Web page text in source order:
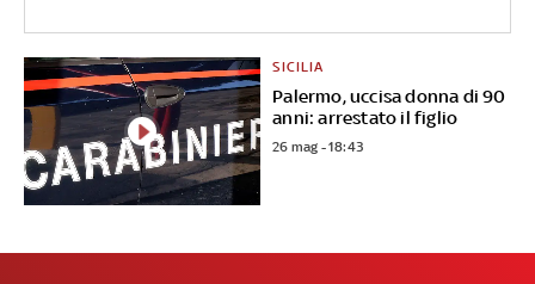
Palermo, uccisa donna di 90
anni: arrestato il figlio
SICILIA
26 mag - 18:43